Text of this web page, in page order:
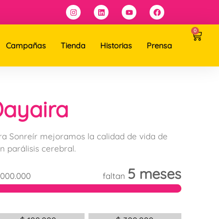
Campañas Tienda Historias Prensa
0
Sonreír mejoramos la calidad de vida de
parálisis cerebral.
faltan 5 meses